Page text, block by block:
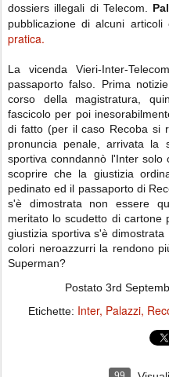
dossiers illegali di Telecom.
pubblicazione di alcuni
pratica.
La vicenda Vieri-Inter-
passaporto falso. Prima
corso della magistratura,
fascicolo per poi
di fatto (per il caso Recoba si
pronuncia penale, arrivata la
sportiva conndannò l'Inter
scoprire che la giustizia
pedinato ed il passaporto di
s'è dimostrata non essere
meritato lo scudetto di cartone
giustizia sportiva s'è
colori neroazzurri la rendono
Superman?
Postato 3rd
Etichette: Inter Palazzi